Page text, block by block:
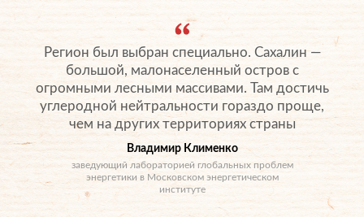
Регион был выбран специально. Сахалин —
большой, малонаселенный остров с
огромными лесными массивами. Там достичь
углеродной нейтральности гораздо проще,
чем на других территориях страны
Владимир Клименко
заведующий лабораторией глобальных проблем
энергетики в Московском энергетическом
институте